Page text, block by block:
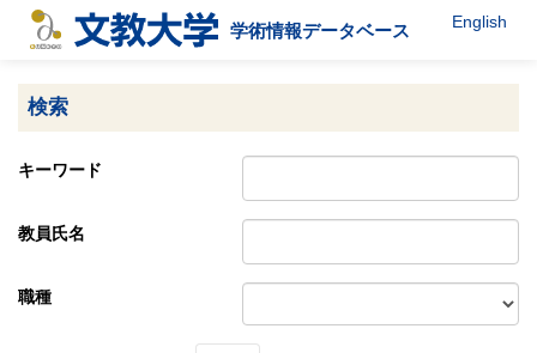
学術情報データベース English
検索
キーワード
教員氏名
職種